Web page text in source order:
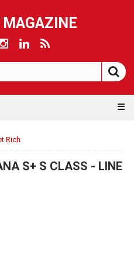
MAGAZINE
☰
Rich
S+ S CLASS - LINE